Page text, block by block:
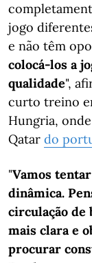
jogo
e não têm
colocá-los a
qualidade",
curto treino
Hungria,
Qatar do
"Vamos
dinâmica.
circulação de
mais clara e
procurar